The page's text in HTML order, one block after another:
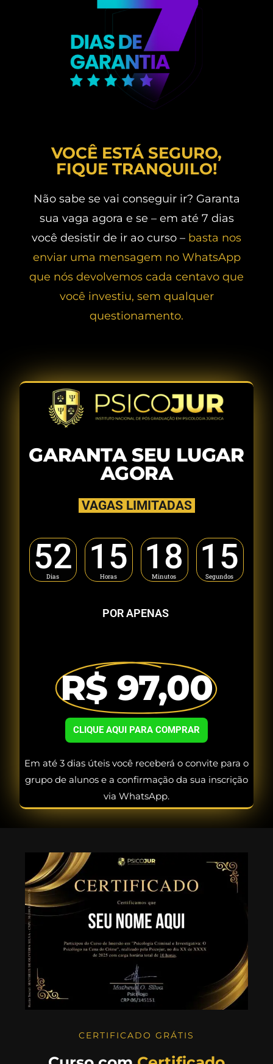
VOCÊ ESTÁ SEGURO,
FIQUE TRANQUILO!
Não sabe se vai conseguir ir? Garanta
sua vaga agora e se – em até 7 dias
você desistir de ir ao curso – basta nos
enviar uma mensagem no WhatsApp
que nós devolvemos cada centavo que
você investiu, sem qualquer
questionamento.
GARANTA SEU LUGAR
AGORA
VAGAS LIMITADAS
52
Dias 15
Horas 18
Minutos 14
Segundos
POR APENAS
R$ 97,00
CLIQUE AQUI PARA COMPRAR
Em até 3 dias úteis você receberá o convite para o
grupo de alunos e a confirmação da sua inscrição
via WhatsApp.
CERTIFICADO GRÁTIS